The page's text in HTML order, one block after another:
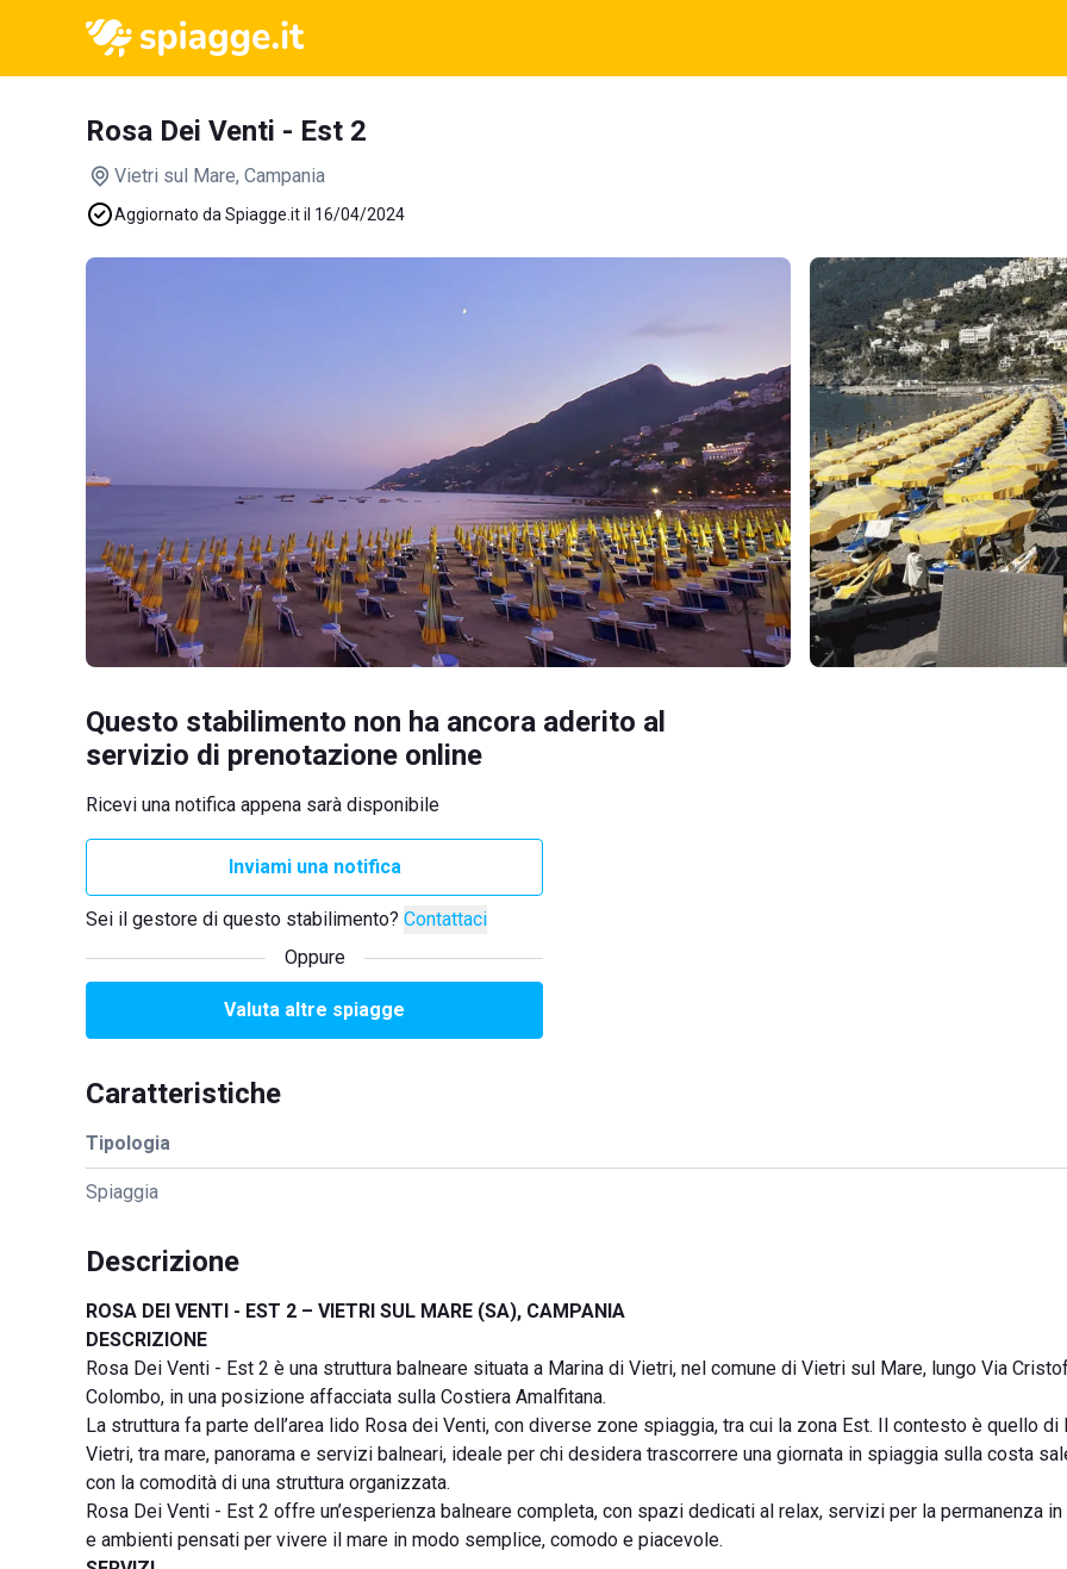
Rosa Dei Venti - Est 2
Vietri sul Mare, Campania
Aggiornato da Spiagge.it il 16/04/2024
Questo stabilimento non ha ancora aderito al
servizio di prenotazione online
Ricevi una notifica appena sarà disponibile
Inviami una notifica
Sei il gestore di questo stabilimento? Contattaci
Oppure
Valuta altre spiagge
Caratteristiche
Tipologia
Spiaggia
Descrizione
ROSA DEI VENTI - EST 2 – VIETRI SUL MARE (SA), CAMPANIA
DESCRIZIONE
Rosa Dei Venti - Est 2 è una struttura balneare situata a Marina di Vietri, nel comune di Vietri sul Mare, lungo Via
Colombo, in una posizione affacciata sulla Costiera Amalfitana.
La struttura fa parte dell’area lido Rosa dei Venti, con diverse zone spiaggia, tra cui la zona Est. Il contesto è quello di
Vietri, tra mare, panorama e servizi balneari, ideale per chi desidera trascorrere una giornata in spiaggia sulla costa
con la comodità di una struttura organizzata.
Rosa Dei Venti - Est 2 offre un’esperienza balneare completa, con spazi dedicati al relax, servizi per la permanenza
e ambienti pensati per vivere il mare in modo semplice, comodo e piacevole.